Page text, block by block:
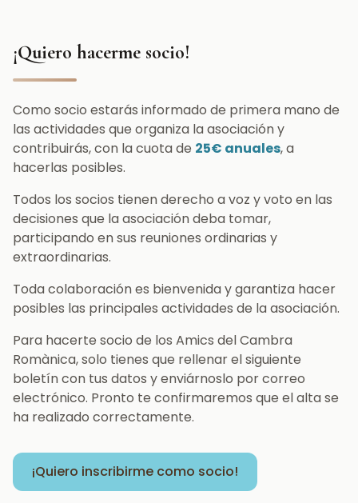
¡Quiero hacerme socio!
Como socio estarás informado de primera mano de
las actividades que organiza la asociación y
contribuirás, con la cuota de 25€ anuales, a
hacerlas posibles.
Todos los socios tienen derecho a voz y voto en las
decisiones que la asociación deba tomar,
participando en sus reuniones ordinarias y
extraordinarias.
Toda colaboración es bienvenida y garantiza hacer
posibles las principales actividades de la asociación.
Para hacerte socio de los Amics del Cambra
Romànica, solo tienes que rellenar el siguiente
boletín con tus datos y enviárnoslo por correo
electrónico. Pronto te confirmaremos que el alta se
ha realizado correctamente.
¡Quiero inscribirme como socio!